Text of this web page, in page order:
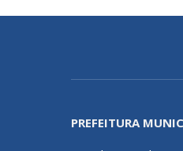
PREFEITURA